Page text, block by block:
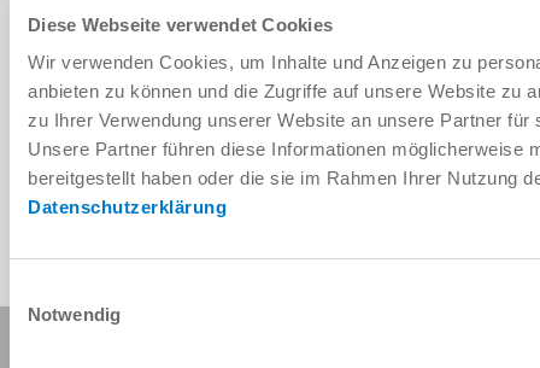
Diese Webseite verwendet Cookies
Wir verwenden Cookies, um Inhalte und Anzeigen zu
anbieten zu können und die Zugriffe auf unsere Website zu
zu Ihrer Verwendung unserer Website an unsere Partner
Unsere Partner führen diese Informationen möglicherweise
bereitgestellt haben oder die sie im Rahmen Ihrer Nutzung
Datenschutzerklärung
Notwendig
Télécharger les données de CAO
Télécharger